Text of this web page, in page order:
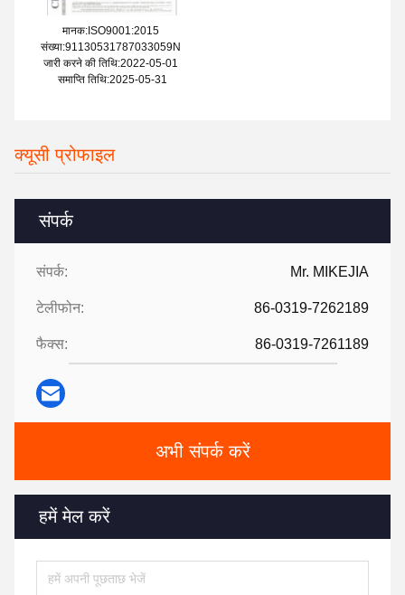
संपर्क
संपर्क: Mr. MIKEJIA
टेलीफोन: 86-0319-7262189
फैक्स: 86-0319-7261189
अभी संपर्क करें
हमें मेल करें
मानक:ISO9001:2015
संख्या:91130531787033059N
जारी करने की तिथि:2022-05-01
समाप्ति तिथि:2025-05-31
क्यूसी प्रोफाइल